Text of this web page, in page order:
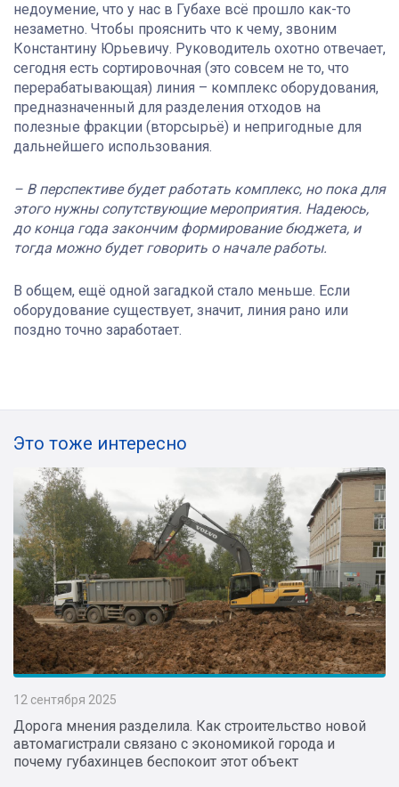
недоумение, что у нас в Губахе всё прошло как-то
незаметно. Чтобы прояснить что к чему, звоним
Константину Юрьевичу. Руководитель охотно отвечает,
сегодня есть сортировочная (это совсем не то, что
перерабатывающая) линия – комплекс оборудования,
предназначенный для разделения отходов на
полезные фракции (вторсырьё) и непригодные для
дальнейшего использования.
– В перспективе будет работать комплекс, но пока для
этого нужны сопутствующие мероприятия. Надеюсь,
до конца года закончим формирование бюджета, и
тогда можно будет говорить о начале работы.
В общем, ещё одной загадкой стало меньше. Если
оборудование существует, значит, линия рано или
поздно точно заработает.
Это тоже интересно
12 сентября 2025
Дорога мнения разделила. Как строительство новой
автомагистрали связано с экономикой города и
почему губахинцев беспокоит этот объект